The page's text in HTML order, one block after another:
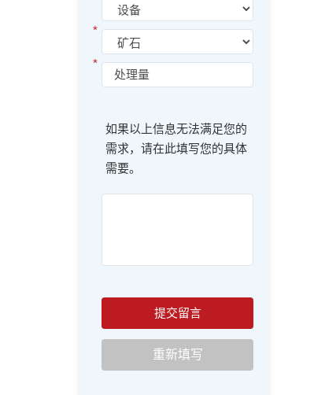
*
*
如果以上信息无法满足您的
需求，请在此填写您的具体
需要。